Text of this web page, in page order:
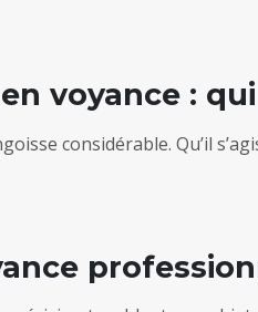
voyance :
considérable. Qu’il